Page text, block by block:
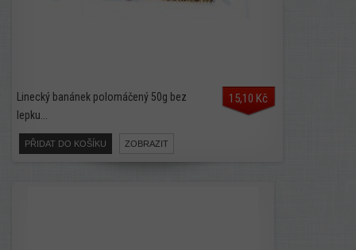
Linecký banánek polomáčený 50g bez
lepku...
15,10 Kč
PŘIDAT DO KOŠÍKU ZOBRAZIT